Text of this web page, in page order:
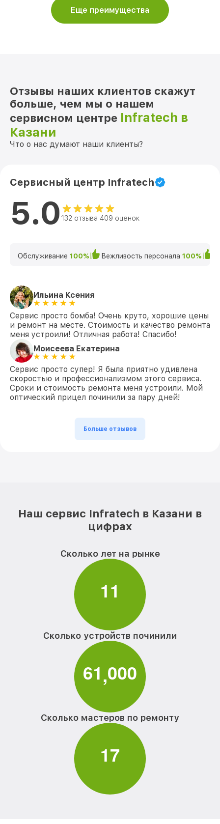
Еще преимущества
Отзывы наших клиентов скажут
больше, чем мы о нашем
сервисном центре Infratech в
Казани
Что о нас думают наши клиенты?
Сервисный центр Infratech
5.0 132 отзыва 409 оценок
Обслуживание 100% Вежливость персонала 100%
Ильина Ксения
Сервис просто бомба! Очень круто, хорошие цены
и ремонт на месте. Стоимость и качество ремонта
меня устроили! Отличная работа! Спасибо!
Моисеева Екатерина
Сервис просто супер! Я была приятно удивлена
скоростью и профессионализмом этого сервиса.
Сроки и стоимость ремонта меня устроили. Мой
оптический прицел починили за пару дней!
Больше отзывов
Наш сервис Infratech в Казани в
цифрах
Сколько лет на рынке
11
Сколько устройств починили
61,000
Сколько мастеров по ремонту
17